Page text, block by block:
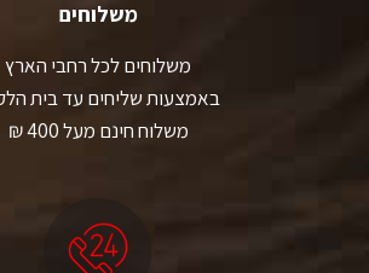
משלוחים
משלוחים לכל רחבי הארץ
באמצעות שליחים עד בית
משלוח חינם מעל 400 ₪